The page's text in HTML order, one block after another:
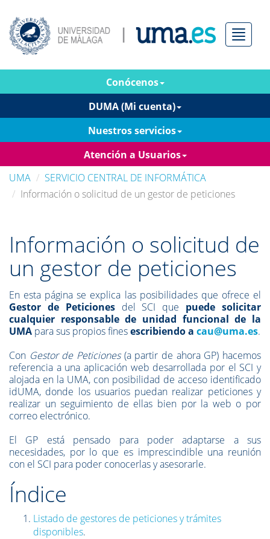
Menú
Conócenos
DUMA (Mi cuenta)
Nuestros servicios
Atención a Usuarios
UMA
SERVICIO CENTRAL DE INFORMÁTICA
Información o solicitud de un gestor de peticiones
Información o solicitud de
un gestor de peticiones
En esta página se explica las posibilidades que ofrece el
Gestor de Peticionesdel SCI que puede solicitar
cualquier responsable de unidad funcional de la
UMA para sus propios finesescribiendo a cau@uma.es.
Con Gestor de Peticiones(a partir de ahora GP) hacemos
referencia a una aplicación web desarrollada por el SCI y
alojada en la UMA, con posibilidad de acceso identificado
idUMA, donde los usuarios puedan realizar peticiones y
realizar un seguimiento de ellas bien por la web o por
correo electrónico.
El GP está pensado para poder adaptarse a sus
necesidades, por lo que es imprescindible una reunión
con el SCI para poder conocerlas y asesorarle.
Índice
Listado de gestores de peticiones y trámites
disponibles.